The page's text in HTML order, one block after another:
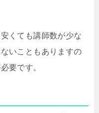
くても講師数が少な
いこともありますの
要です。